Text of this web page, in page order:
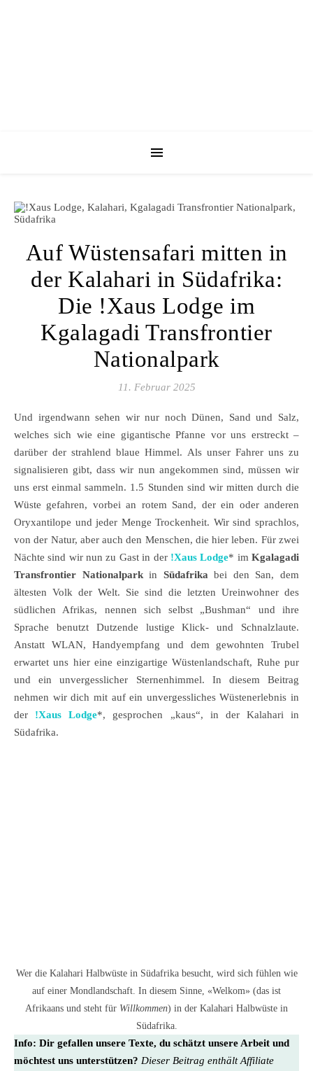
Auf Wüstensafari mitten in
der Kalahari in Südafrika:
Die !Xaus Lodge im
Kgalagadi Transfrontier
Nationalpark
11. Februar 2025
Und irgendwann sehen wir nur noch Dünen, Sand und Salz,
welches sich wie eine gigantische Pfanne vor uns erstreckt –
darüber der strahlend blaue Himmel. Als unser Fahrer uns zu
signalisieren gibt, dass wir nun angekommen sind, müssen wir
uns erst einmal sammeln. 1.5 Stunden sind wir mitten durch die
Wüste gefahren, vorbei an rotem Sand, der ein oder anderen
Oryxantilope und jeder Menge Trockenheit. Wir sind sprachlos,
von der Natur, aber auch den Menschen, die hier leben. Für zwei
Nächte sind wir nun zu Gast in der !Xaus Lodge* imKgalagadi
Transfrontier Nationalparkin Südafrika bei den San, dem
ältesten Volk der Welt. Sie sind die letzten Ureinwohner des
südlichen Afrikas, nennen sich selbst „Bushman“ und ihre
Sprache benutzt Dutzende lustige Klick- und Schnalzlaute.
Anstatt WLAN, Handyempfang und dem gewohnten Trubel
erwartet uns hier eine einzigartige Wüstenlandschaft, Ruhe pur
und ein unvergesslicher Sternenhimmel. In diesem Beitrag
nehmen wir dich mit auf ein unvergessliches Wüstenerlebnis in
der !Xaus Lodge*, gesprochen „kaus“, in der Kalahari in
Südafrika.
Wer die Kalahari Halbwüste in Südafrika besucht, wird sich fühlen wie
auf einer Mondlandschaft. In diesem Sinne, «Welkom» (das ist
Afrikaans und steht für Willkommen) in der Kalahari Halbwüste in
Südafrika.
Info: Dir gefallen unsere Texte, du schätzt unsere Arbeit und
möchtest uns unterstützen? Dieser Beitrag enthält Affiliate